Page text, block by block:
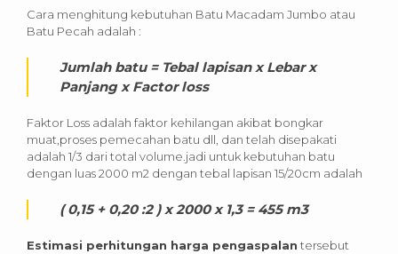
Cara menghitung kebutuhan Batu Macadam Jumbo atau
Batu Pecah adalah :
Jumlah batu = Tebal lapisan x Lebar x
Panjang x Factor loss
Faktor Loss adalah faktor kehilangan akibat bongkar
muat,proses pemecahan batu dll, dan telah disepakati
adalah 1/3 dari total volume.jadi untuk kebutuhan batu
dengan luas 2000 m2 dengan tebal lapisan 15/20cm adalah
( 0,15 + 0,20 :2 ) x 2000 x 1,3 = 455 m3
Estimasi perhitungan harga pengaspalan tersebut